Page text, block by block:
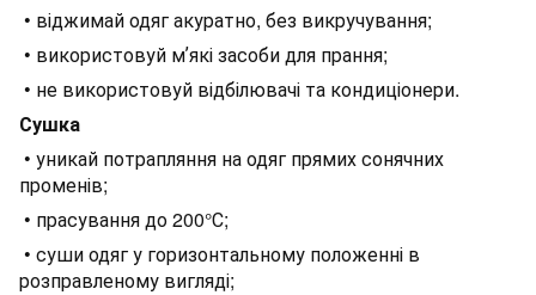
• віджимай одяг акуратно, без викручування;
• використовуй мʼякі засоби для прання;
• не використовуй відбілювачі та кондиціонери.
Сушка
• уникай потрапляння на одяг прямих сонячних
променів;
• прасування до 200°С;
• суши одяг у горизонтальному положенні в
розправленому вигляді;